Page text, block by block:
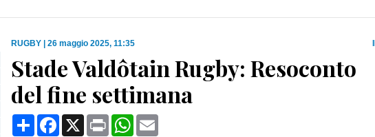
RUGBY 26 maggio 2025, 11:35
Stade Valdôtain Rugby: Resoconto
del fine settimana
CondividiFacebook
X Print WhatsApp